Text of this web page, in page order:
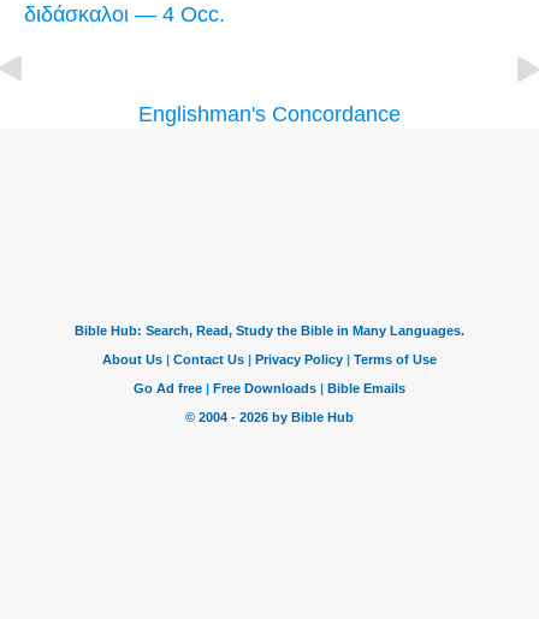
διδάσκαλοι — 4 Occ.
Englishman's Concordance